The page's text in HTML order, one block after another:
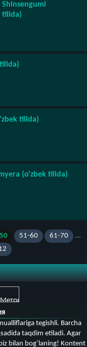
tilida)
tilida)
(o'zbek tilida)
51-60 61-70
...
tegishli. Barcha
taqdim etiladi. Agar
bilan bog‘laning! Kontent